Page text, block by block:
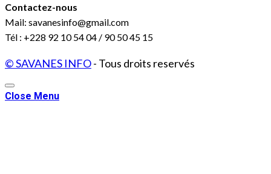
Contactez-nous
Mail: savanesinfo@gmail.com
Tél : +228 92 10 54 04 / 90 50 45 15
© SAVANES INFO- Tous droits reservés
Close Menu